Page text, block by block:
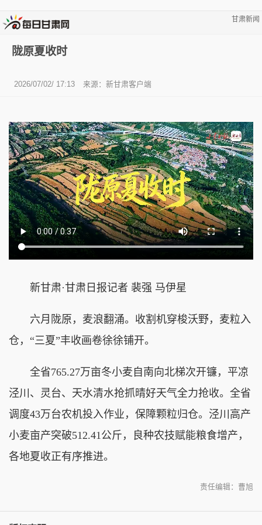
甘肃新闻
陇原夏收时
2026/07/02/ 17:13 来源：新甘肃客户端
新甘肃·甘肃日报记者 裴强 马伊星
六月陇原，麦浪翻涌。收割机穿梭沃野，麦粒入
仓，“三夏”丰收画卷徐徐铺开。
全省765.27万亩冬小麦自南向北梯次开镰，平凉
泾川、灵台、天水清水抢抓晴好天气全力抢收。全省
调度43万台农机投入作业，保障颗粒归仓。泾川高产
小麦亩产突破512.41公斤，良种农技赋能粮食增产，
各地夏收正有序推进。
责任编辑：曹旭